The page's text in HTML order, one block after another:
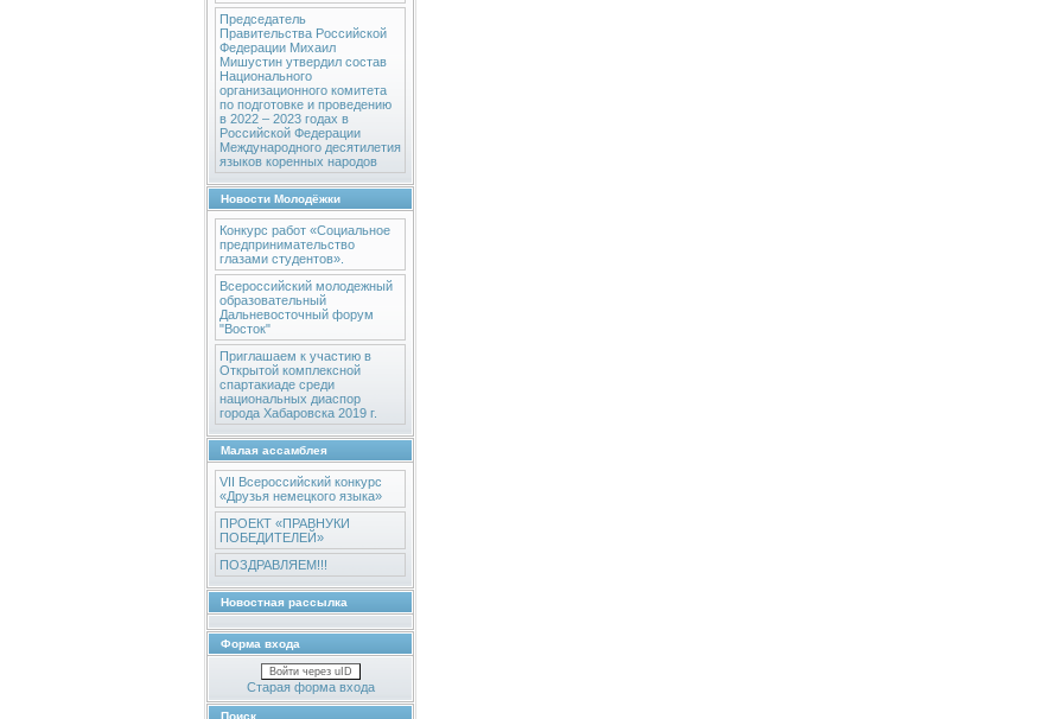
Председатель
Правительства Российской
Федерации Михаил
Мишустин утвердил состав
Национального
организационного комитета
по подготовке и проведению
в 2022 – 2023 годах в
Российской Федерации
Международного десятилетия
языков коренных народов
Новости Молодёжки
Конкурс работ «Социальное
предпринимательство
глазами студентов».
Всероссийский молодежный
образовательный
Дальневосточный форум
"Восток"
Приглашаем к участию в
Открытой комплексной
спартакиаде среди
национальных диаспор
города Хабаровска 2019 г.
Малая ассамблея
VII Всероссийский конкурс
«Друзья немецкого языка»
ПРОЕКТ «ПРАВНУКИ
ПОБЕДИТЕЛЕЙ»
ПОЗДРАВЛЯЕМ!!!
Новостная рассылка
Форма входа
Войти через uID
Старая форма входа
Поиск